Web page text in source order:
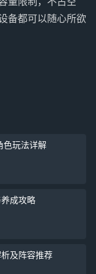
备都可以随心所欲
色玩法详解
成攻略
及阵容推荐